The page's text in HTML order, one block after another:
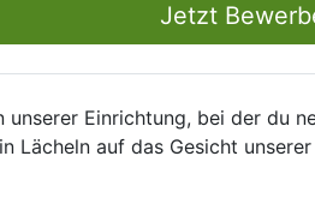
Jetzt
Einrichtung, bei der du
Lächeln auf das Gesicht